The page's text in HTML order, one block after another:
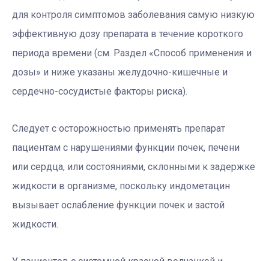
для контроля симптомов заболевания самую низкую
эффективную дозу препарата в течение короткого
периода времени (см. Раздел «Способ применения и
дозы» и ниже указаны желудочно-кишечные и
сердечно-сосудистые факторы риска).
Следует с осторожностью применять препарат
пациентам с нарушениями функции почек, печени
или сердца, или состояниями, склонными к задержке
жидкости в организме, поскольку индометацин
вызывает ослабление функции почек и застой
жидкости.